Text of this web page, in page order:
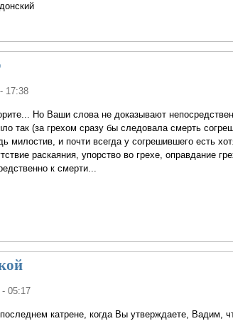
17:38
Но Ваши слова не доказывают
так (за грехом сразу бы следовала смерть
милостив, и почти всегда у согрешившего есть
раскаяния, упорство во грехе, оправдание
к смерти...
05:17
катрене, когда Вы утверждаете, Вадим,